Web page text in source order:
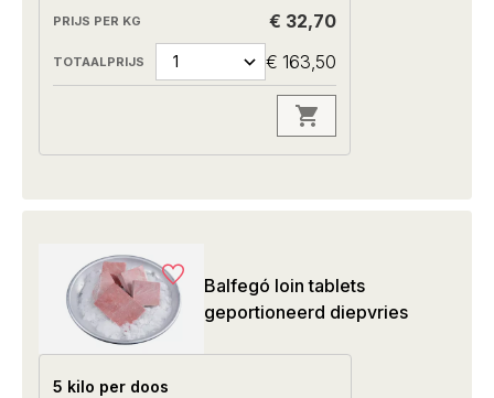
€ 32,70
€ 163,50
Balfegó loin tablets
geportioneerd diepvries
5 kilo per doos